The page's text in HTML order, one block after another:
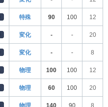
特殊 90 100 12
変化 - - 20
変化 - - 8
物理 100 100 12
物理 60 100 20
物理 140 90 8